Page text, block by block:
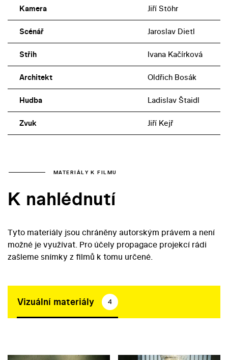
Kamera Jiří Stöhr
Scénář Jaroslav Dietl
Střih Ivana Kačírková
Architekt Oldřich Bosák
Hudba Ladislav Štaidl
Zvuk Jiří Kejř
MATERIÁLY K FILMU
K nahlédnutí
Tyto materiály jsou chráněny autorským právem a není
možné je využívat. Pro účely propagace projekcí rádi
zašleme snímky z filmů k tomu určené.
Vizuální materiály 4